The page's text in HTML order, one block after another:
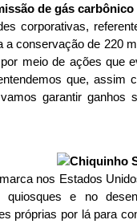
de gás carbônico
corporativas,
conservação de 220
meio de ações que
que, assim
garantir ganhos
nos Estados
e no
próprias por lá para